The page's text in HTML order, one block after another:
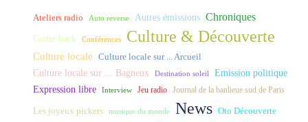
Ateliers radio Auto reverse Autres émissions Chroniques
Come back Conférences Culture & Découverte
Culture locale Culture locale sur ... Arcueil
Culture locale sur ... Bagneux Destination soleil Emission politique
Expression libre Interview Jeu radio Journal de la banlieue sud de Paris
Les joyeux pickers musique du monde News Oto Découverte